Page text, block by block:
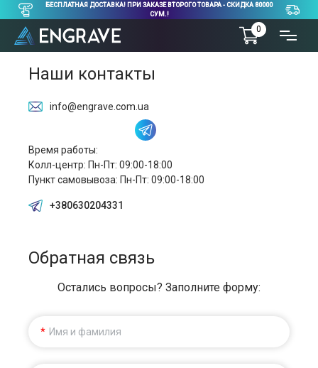
БЕСПЛАТНАЯ ДОСТАВКА! ПРИ ЗАКАЗЕ ВТОРОГО ТОВАРА - СКИДКА 80000
СУМ.!
0
Наши контакты
info@engrave.com.ua
Время работы:
Колл-центр: Пн-Пт: 09:00-18:00
Пункт самовывоза: Пн-Пт: 09:00-18:00
+380630204331
Обратная связь
Остались вопросы? Заполните форму:
Имя и фамилия